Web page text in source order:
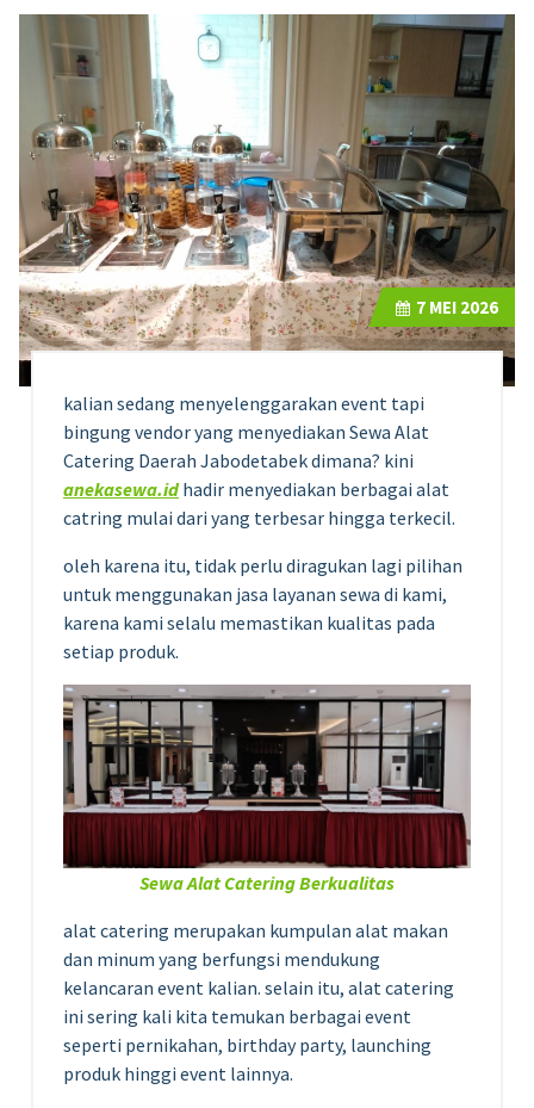
kalian sedang menyelenggarakan event tapi
bingung vendor yang menyediakan Sewa Alat
Catering Daerah Jabodetabek dimana? kini
anekasewa.idhadir menyediakan berbagai alat
catring mulai dari yang terbesar hingga terkecil.
oleh karena itu, tidak perlu diragukan lagi pilihan
untuk menggunakan jasa layanan sewa di kami,
karena kami selalu memastikan kualitas pada
setiap produk.
Sewa Alat Catering Berkualitas
alat catering merupakan kumpulan alat makan
dan minum yang berfungsi mendukung
kelancaran event kalian. selain itu, alat catering
ini sering kali kita temukan berbagai event
seperti pernikahan, birthday party, launching
produk hinggi event lainnya.
7 MEI 2026